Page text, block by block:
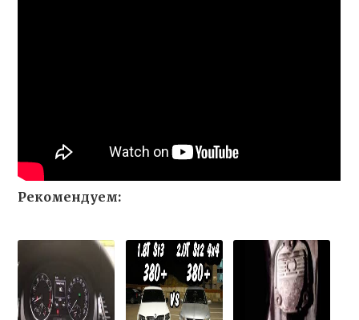
Рекомендуем: